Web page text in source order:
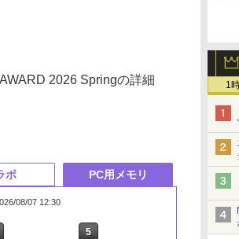
1
2026 Springの詳細
5
5
ボ
5
PC用メモリ
08/07 12:30
5